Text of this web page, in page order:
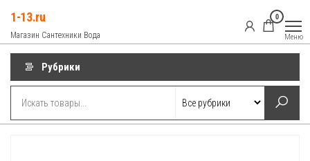
содержимому
1-13.ru
Магазин Сантехники Вода
0
Меню
Рубрики